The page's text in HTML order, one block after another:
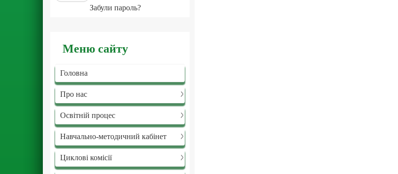
Забули пароль?
Меню сайту
Головна
Про нас
Освітній процес
Навчально-методичний кабінет
Циклові комісії